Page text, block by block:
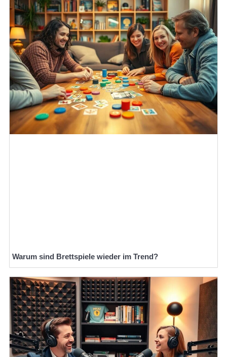
Warum sind Brettspiele wieder im Trend?